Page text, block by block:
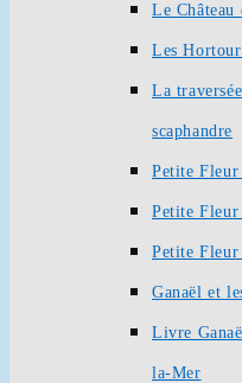
Le Château
Les
La
scaphandre
Petite Fleur
Petite Fleur
Petite Fleur
Ganaël et
Livre
la-Mer